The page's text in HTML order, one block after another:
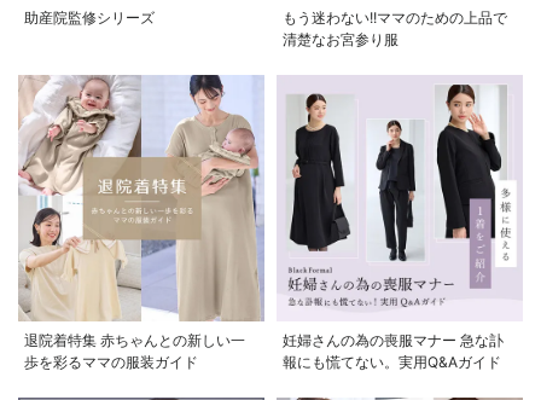
助産院監修シリーズ
もう迷わない!!ママのための上品で
清楚なお宮参り服
退院着特集 赤ちゃんとの新しい一
歩を彩るママの服装ガイド
妊婦さんの為の喪服マナー 急な訃
報にも慌てない。実用Q&Aガイド